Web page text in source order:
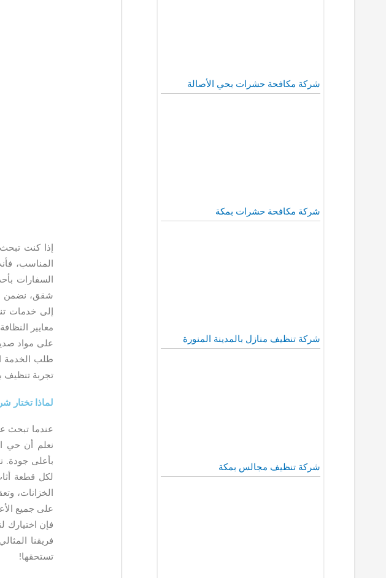
شركة مكافحة حشرات بحي الأصالة
شركة مكافحة حشرات بمكة
شركة تنظيف منازل بالمدينة المنورة
شركة تنظيف مجالس بمكة
إذا كنت
المناسب،
السفارات
شقق، نضمن
إلى خدمات
معايير
على مواد
طلب الخدمة
تجربة تنظيف
لماذا تختار
عندما تبحث
نعلم أن حي
بأعلى جودة.
لكل قطعة
الخزانات،
على جميع
فإن اختيارك
فريقنا
تستحقها!